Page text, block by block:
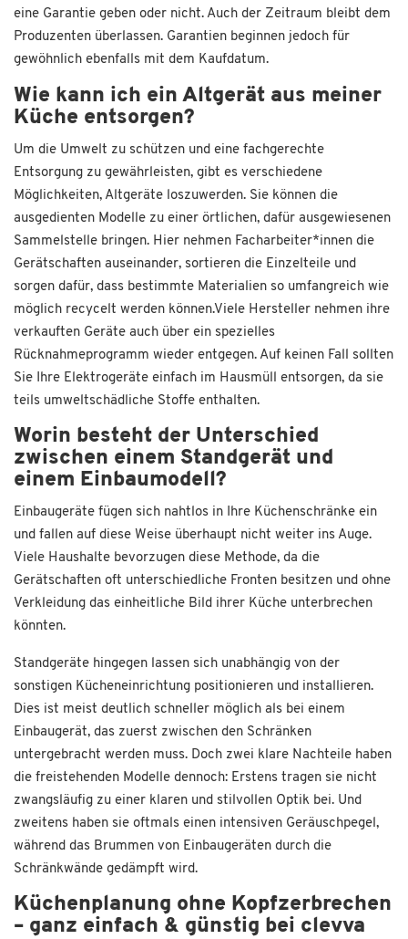
eine Garantie geben oder nicht. Auch der Zeitraum bleibt dem
Produzenten überlassen. Garantien beginnen jedoch für
gewöhnlich ebenfalls mit dem Kaufdatum.
Wie kann ich ein Altgerät aus meiner
Küche entsorgen?
Um die Umwelt zu schützen und eine fachgerechte
Entsorgung zu gewährleisten, gibt es verschiedene
Möglichkeiten, Altgeräte loszuwerden. Sie können die
ausgedienten Modelle zu einer örtlichen, dafür ausgewiesenen
Sammelstelle bringen. Hier nehmen Facharbeiter*innen die
Gerätschaften auseinander, sortieren die Einzelteile und
sorgen dafür, dass bestimmte Materialien so umfangreich wie
möglich recycelt werden können.Viele Hersteller nehmen ihre
verkauften Geräte auch über ein spezielles
Rücknahmeprogramm wieder entgegen. Auf keinen Fall sollten
Sie Ihre Elektrogeräte einfach im Hausmüll entsorgen, da sie
teils umweltschädliche Stoffe enthalten.
Worin besteht der Unterschied
zwischen einem Standgerät und
einem Einbaumodell?
Einbaugeräte fügen sich nahtlos in Ihre Küchenschränke ein
und fallen auf diese Weise überhaupt nicht weiter ins Auge.
Viele Haushalte bevorzugen diese Methode, da die
Gerätschaften oft unterschiedliche Fronten besitzen und ohne
Verkleidung das einheitliche Bild ihrer Küche unterbrechen
könnten.
Standgeräte hingegen lassen sich unabhängig von der
sonstigen Kücheneinrichtung positionieren und installieren.
Dies ist meist deutlich schneller möglich als bei einem
Einbaugerät, das zuerst zwischen den Schränken
untergebracht werden muss. Doch zwei klare Nachteile haben
die freistehenden Modelle dennoch: Erstens tragen sie nicht
zwangsläufig zu einer klaren und stilvollen Optik bei. Und
zweitens haben sie oftmals einen intensiven Geräuschpegel,
während das Brummen von Einbaugeräten durch die
Schränkwände gedämpft wird.
Küchenplanung ohne Kopfzerbrechen
– ganz einfach & günstig bei clevva